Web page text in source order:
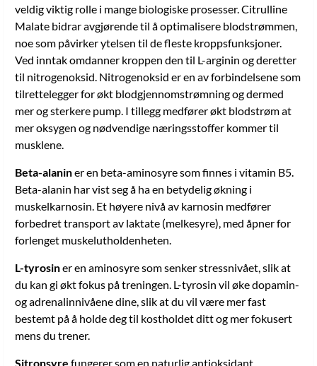
veldig viktig rolle i mange biologiske prosesser. Citrulline
Malate bidrar avgjørende til å optimalisere blodstrømmen,
noe som påvirker ytelsen til de fleste kroppsfunksjoner.
Ved inntak omdanner kroppen den til L-arginin og deretter
til nitrogenoksid. Nitrogenoksid er en av forbindelsene som
tilrettelegger for økt blodgjennomstrømning og dermed
mer og sterkere pump. I tillegg medfører økt blodstrøm at
mer oksygen og nødvendige næringsstoffer kommer til
musklene.
Beta-alaniner en beta-aminosyre som finnes i vitamin B5.
Beta-alanin har vist seg å ha en betydelig økning i
muskelkarnosin. Et høyere nivå av karnosin medfører
forbedret transport av laktate (melkesyre), med åpner for
forlenget muskelutholdenheten.
L-tyrosiner en aminosyre som senker stressnivået, slik at
du kan gi økt fokus på treningen. L-tyrosin vil øke dopamin-
og adrenalinnivåene dine, slik at du vil være mer fast
bestemt på å holde deg til kostholdet ditt og mer fokusert
mens du trener.
Sitronsyre fungerer som en naturlig antioksidant,